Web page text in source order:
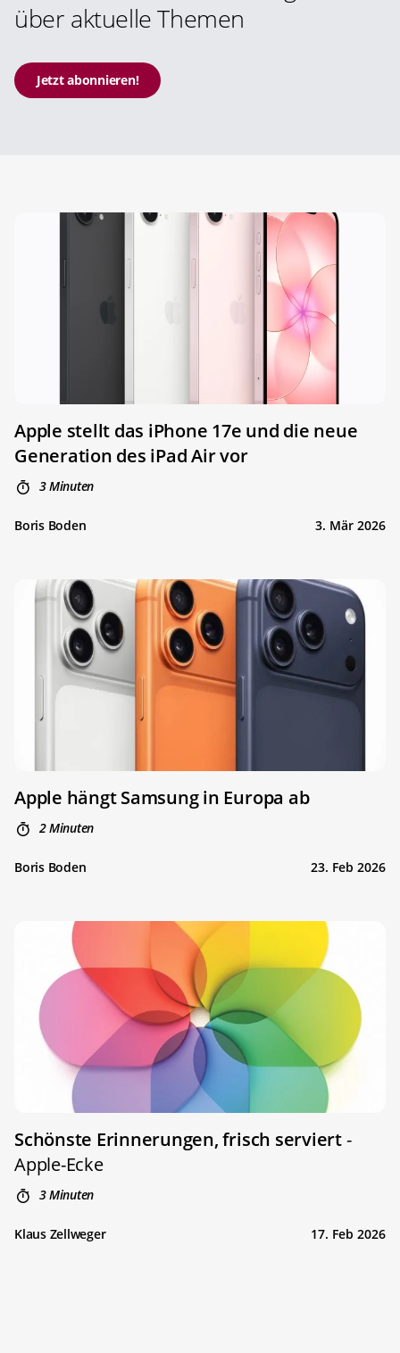
über aktuelle Themen
Jetzt abonnieren!
Apple stellt das iPhone 17e und die neue
Generation des iPad Air vor
3 Minuten
Boris Boden 3. Mär 2026
Apple hängt Samsung in Europa ab
2 Minuten
Boris Boden 23. Feb 2026
Schönste Erinnerungen, frisch serviert-
Apple-Ecke
3 Minuten
Klaus Zellweger 17. Feb 2026